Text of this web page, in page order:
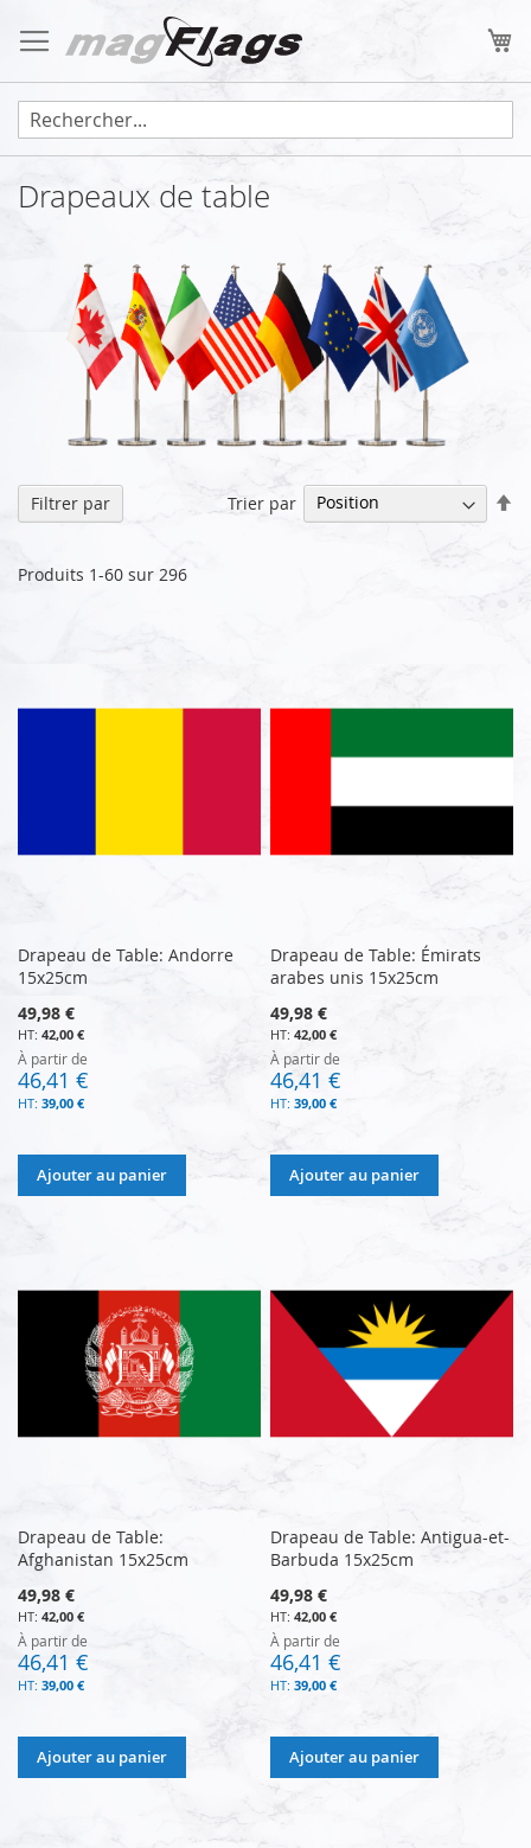
au
contenu
Drapeaux de table
Produits 1-60 sur 296
Trier par
Drapeau de Table: Andorre
15x25cm
49,98 €
42,00 €
À partir de
46,41 €
39,00 €
Ajouter au panier
Drapeau de Table: Émirats
arabes unis 15x25cm
49,98 €
42,00 €
À partir de
46,41 €
39,00 €
Ajouter au panier
Drapeau de Table:
Afghanistan 15x25cm
49,98 €
42,00 €
À partir de
46,41 €
39,00 €
Ajouter au panier
Drapeau de Table: Antigua-et-
Barbuda 15x25cm
49,98 €
42,00 €
À partir de
46,41 €
39,00 €
Ajouter au panier
Filtrer par